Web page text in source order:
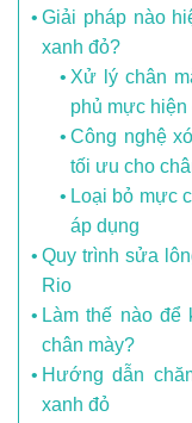
Giải pháp nào
xanh đỏ?
Xử lý chân
phủ mực hiện
Công nghệ
tối ưu cho
Loại bỏ mực
áp dụng
Quy trình sửa
Rio
Làm thế nào để
chân mày?
Hướng dẫn
xanh đỏ